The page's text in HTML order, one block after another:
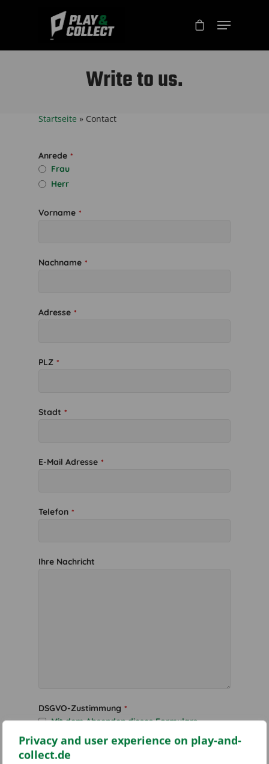
Privacy and user experience on play-and-
collect.de
Write to us.
Startseite » Contact
Anrede *
Frau
Herr
Vorname *
Nachname *
Adresse *
PLZ *
Stadt *
E-Mail Adresse *
Telefon *
Ihre Nachricht
DSGVO-Zustimmung *
Mit dem Absenden dieses Formulars
erklären Sie sich mit unseren Richtlinien
einverstanden.
Informationen zu den Richtlinien finden Sie auf unserer